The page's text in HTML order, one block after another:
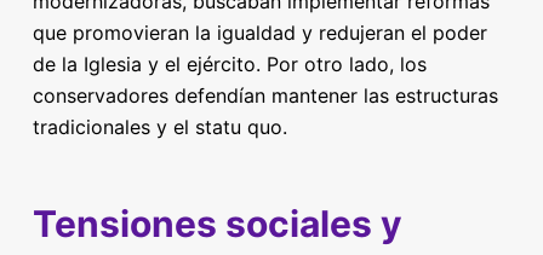
que promovieran la igualdad y redujeran el poder
de la Iglesia y el ejército. Por otro lado, los
conservadores defendían mantener las estructuras
tradicionales y el statu quo.
Tensiones sociales y